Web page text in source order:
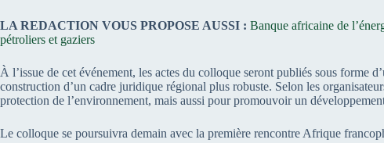
LA REDACTION VOUS PROPOSE AUSSI : Banque africaine de
pétroliers et gaziers
À l’issue de cet événement, les actes du colloque seront publiés sous forme
construction d’un cadre juridique régional plus robuste. Selon les
protection de l’environnement, mais aussi pour promouvoir un
Le colloque se poursuivra demain avec la première rencontre Afrique